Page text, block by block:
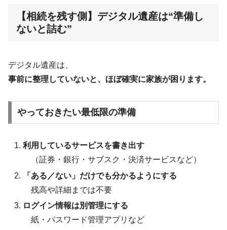
【相続を残す側】デジタル遺産は“準備し
ないと詰む”
デジタル遺産は、
事前に整理していないと、ほぼ確実に家族が困ります。
やっておきたい最低限の準備
利用しているサービスを書き出す
（証券・銀行・サブスク・決済サービスなど）
「ある／ない」だけでも分かるようにする
残高や詳細までは不要
ログイン情報は別管理にする
紙・パスワード管理アプリなど